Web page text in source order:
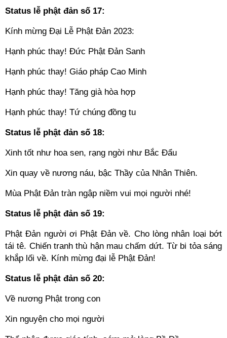
Status lễ phật đản số 17:
Kính mừng Đại Lễ Phật Đản 2023:
Hạnh phúc thay! Đức Phật Đản Sanh
Hạnh phúc thay! Giáo pháp Cao Minh
Hạnh phúc thay! Tăng già hòa hợp
Hạnh phúc thay! Tứ chúng đồng tu
Status lễ phật đản số 18:
Xinh tốt như hoa sen, rạng ngời như Bắc Đẩu
Xin quay về nương náu, bậc Thầy của Nhân Thiên.
Mùa Phật Đản tràn ngập niềm vui mọi người nhé!
Status lễ phật đản số 19:
Phật Đản người ơi Phật Đản về. Cho lòng nhân loại bớt
tái tê. Chiến tranh thù hận mau chấm dứt. Từ bi tỏa sáng
khắp lối về. Kính mừng đại lễ Phật Đản!
Status lễ phật đản số 20:
Về nương Phật trong con
Xin nguyện cho mọi người